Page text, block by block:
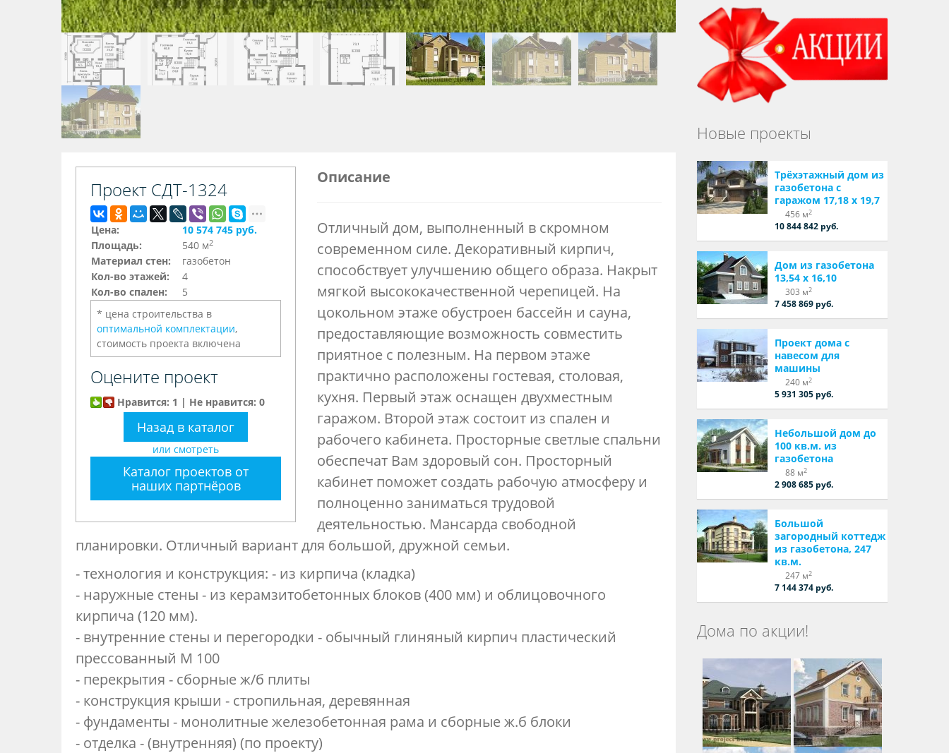
Проект СДТ-1324
Цена:
10 574 745 руб.
Площадь:
540 м2
Материал стен:
газобетон
Кол-во этажей:
4
Кол-во спален:
5
* цена строительства в
оптимальной комплектации,
стоимость проекта включена
Оцените проект
Нравится: 1 | Не нравится: 0
Назад в каталог
или смотреть
Каталог проектов от
наших партнёров
Описание
Отличный дом, выполненный в скромном
современном силе. Декоративный кирпич,
способствует улучшению общего образа. Накрыт
мягкой высококачественной черепицей. На
цокольном этаже обустроен бассейн и сауна,
предоставляющие возможность совместить
приятное с полезным. На первом этаже
практично расположены гостевая, столовая,
кухня. Первый этаж оснащен двухместным
гаражом. Второй этаж состоит из спален и
рабочего кабинета. Просторные светлые спальни
обеспечат Вам здоровый сон. Просторный
кабинет поможет создать рабочую атмосферу и
полноценно заниматься трудовой
деятельностью. Мансарда свободной
планировки. Отличный вариант для большой, дружной семьи.
- технология и конструкция: - из кирпича (кладка)
- наружные стены - из керамзитобетонных блоков (400 мм) и облицовочного
кирпича (120 мм).
- внутренние стены и перегородки - обычный глиняный кирпич пластический
прессованный М 100
- перекрытия - сборные ж/б плиты
- конструкция крыши - стропильная, деревянная
- фундаменты - монолитные железобетонная рама и сборные ж.б блоки
- отделка - (внутренняя) (по проекту)
Новые проекты
Трёхэтажный дом из
газобетона с
гаражом 17,18 х 19,7
456 м2
10 844 842 руб.
Дом из газобетона
13,54 х 16,10
303 м2
7 458 869 руб.
Проект дома с
навесом для
машины
240 м2
5 931 305 руб.
Небольшой дом до
100 кв.м. из
газобетона
88 м2
2 908 685 руб.
Большой
загородный коттедж
из газобетона, 247
кв.м.
247 м2
7 144 374 руб.
Дома по акции!